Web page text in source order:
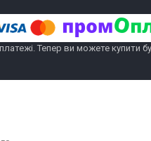
Тепер ви можете купити